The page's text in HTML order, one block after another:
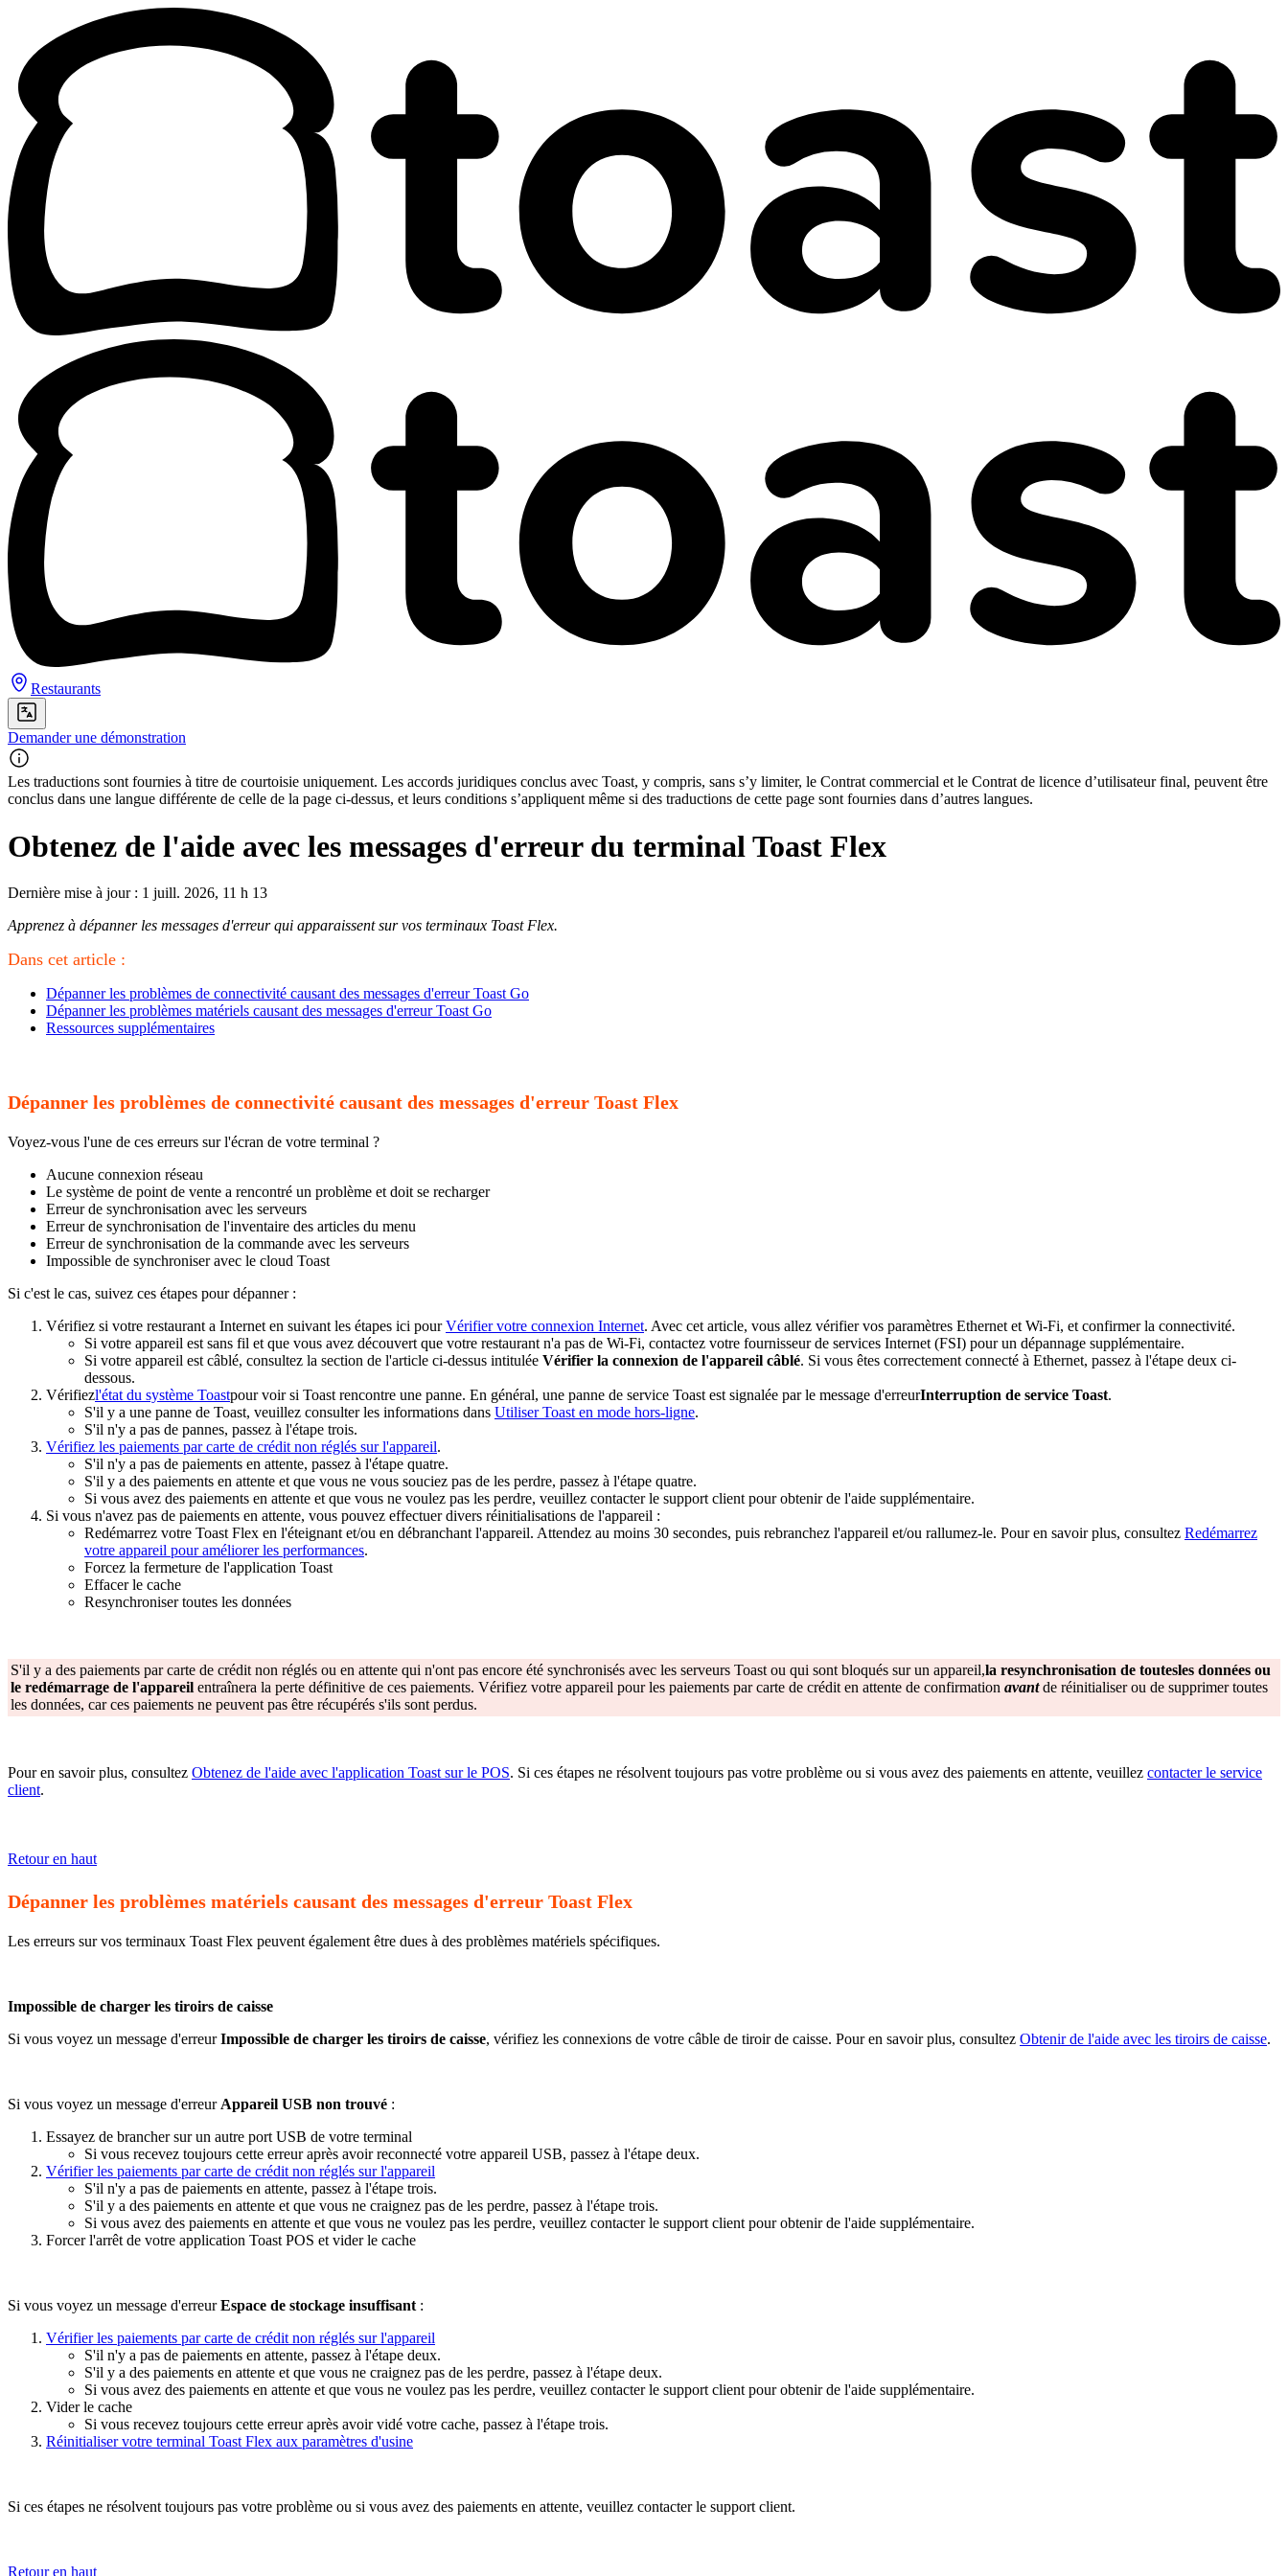
Restaurants
Demander une démonstration
Les traductions sont fournies à titre de courtoisie uniquement. Les accords juridiques conclus avec Toast, y compris, sans s’y limiter, le Contrat commercial et le Contrat de licence d’utilisateur final, peuvent être
conclus dans une langue différente de celle de la page ci-dessus, et leurs conditions s’appliquent même si des traductions de cette page sont fournies dans d’autres langues.
Obtenez de l'aide avec les messages d'erreur du terminal Toast Flex
Dernière mise à jour : 1 juill. 2026, 11 h 13
Apprenez à dépanner les messages d'erreur qui apparaissent sur vos terminaux Toast Flex.
Dans cet article :
Dépanner les problèmes de connectivité causant des messages d'erreur Toast Go
Dépanner les problèmes matériels causant des messages d'erreur Toast Go
Ressources supplémentaires
Dépanner les problèmes de connectivité causant des messages d'erreur Toast Flex
Voyez-vous l'une de ces erreurs sur l'écran de votre terminal ?
Aucune connexion réseau
Le système de point de vente a rencontré un problème et doit se recharger
Erreur de synchronisation avec les serveurs
Erreur de synchronisation de l'inventaire des articles du menu
Erreur de synchronisation de la commande avec les serveurs
Impossible de synchroniser avec le cloud Toast
Si c'est le cas, suivez ces étapes pour dépanner :
Vérifiez si votre restaurant a Internet en suivant les étapes ici pourVérifier votre connexion Internet. Avec cet article, vous allez vérifier vos paramètres Ethernet et Wi-Fi, et confirmer la connectivité.
Si votre appareil est sans fil et que vous avez découvert que votre restaurant n'a pas de Wi-Fi, contactez votre fournisseur de services Internet (FSI) pour un dépannage supplémentaire.
Si votre appareil est câblé, consultez la section de l'article ci-dessus intitulée Vérifier la connexion de l'appareil câblé. Si vous êtes correctement connecté à Ethernet, passez à l'étape deux ci-
dessous.
Vérifiezl'état du système Toastpour voir si Toast rencontre une panne. En général, une panne de service Toast est signalée par le message d'erreurInterruption de service Toast.
S'il y a une panne de Toast, veuillez consulter les informations dans Utiliser Toast en mode hors-ligne.
S'il n'y a pas de pannes, passez à l'étape trois.
Vérifiez les paiements par carte de crédit non réglés sur l'appareil.
S'il n'y a pas de paiements en attente, passez à l'étape quatre.
S'il y a des paiements en attente et que vous ne vous souciez pas de les perdre, passez à l'étape quatre.
Si vous avez des paiements en attente et que vous ne voulez pas les perdre, veuillez contacter le support client pour obtenir de l'aide supplémentaire.
Si vous n'avez pas de paiements en attente, vous pouvez effectuer divers réinitialisations de l'appareil :
Redémarrez votre Toast Flex en l'éteignant et/ou en débranchant l'appareil. Attendez au moins 30 secondes, puis rebranchez l'appareil et/ou rallumez-le. Pour en savoir plus, consultez Redémarrez
votre appareil pour améliorer les performances.
Forcez la fermeture de l'application Toast
Effacer le cache
Resynchroniser toutes les données
S'il y a des paiements par carte de crédit non réglés ou en attente qui n'ont pas encore été synchronisés avec les serveurs Toast ou qui sont bloqués sur un appareil,la resynchronisation de toutesles données ou
le redémarrage de l'appareil entraînera la perte définitive de ces paiements. Vérifiez votre appareil pour les paiements par carte de crédit en attente de confirmation avantde réinitialiser ou de supprimer toutes
les données, car ces paiements ne peuvent pas être récupérés s'ils sont perdus.
Pour en savoir plus, consultez Obtenez de l'aide avec l'application Toast sur le POS. Si ces étapes ne résolvent toujours pas votre problème ou si vous avez des paiements en attente, veuillez contacter le service
client.
Retour en haut
Dépanner les problèmes matériels causant des messages d'erreur Toast Flex
Les erreurs sur vos terminaux Toast Flex peuvent également être dues à des problèmes matériels spécifiques.
Impossible de charger les tiroirs de caisse
Si vous voyez un message d'erreurImpossible de charger les tiroirs de caisse, vérifiez les connexions de votre câble de tiroir de caisse. Pour en savoir plus, consultez Obtenir de l'aide avec les tiroirs de caisse.
Si vous voyez un message d'erreur Appareil USB non trouvé :
Essayez de brancher sur un autre port USB de votre terminal
Si vous recevez toujours cette erreur après avoir reconnecté votre appareil USB, passez à l'étape deux.
Vérifier les paiements par carte de crédit non réglés sur l'appareil
S'il n'y a pas de paiements en attente, passez à l'étape trois.
S'il y a des paiements en attente et que vous ne craignez pas de les perdre, passez à l'étape trois.
Si vous avez des paiements en attente et que vous ne voulez pas les perdre, veuillez contacter le support client pour obtenir de l'aide supplémentaire.
Forcer l'arrêt de votre application Toast POS et vider le cache
Si vous voyez un message d'erreurEspace de stockage insuffisant :
Vérifier les paiements par carte de crédit non réglés sur l'appareil
S'il n'y a pas de paiements en attente, passez à l'étape deux.
S'il y a des paiements en attente et que vous ne craignez pas de les perdre, passez à l'étape deux.
Si vous avez des paiements en attente et que vous ne voulez pas les perdre, veuillez contacter le support client pour obtenir de l'aide supplémentaire.
Vider le cache
Si vous recevez toujours cette erreur après avoir vidé votre cache, passez à l'étape trois.
Réinitialiser votre terminal Toast Flex aux paramètres d'usine
Si ces étapes ne résolvent toujours pas votre problème ou si vous avez des paiements en attente, veuillez contacter le support client.
Retour en haut